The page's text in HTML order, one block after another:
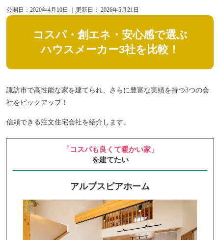
公開日：2020年4月10日 ｜更新日：2026年5月21日
コスパ・創エネ・安心感で選ぶ
ハウスメーカー3社を比較！
諏訪市で高性能な家を建てられ、さらに豊富な実績を持つ3つの会
社をピックアップ！
信頼できる注文住宅会社を紹介します。
「コスパも良くて暖かい家」
を建てたい
アルプスピアホーム